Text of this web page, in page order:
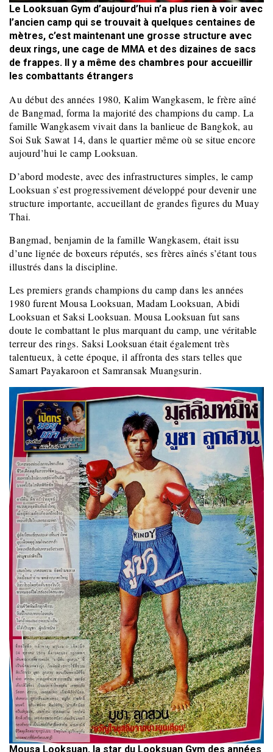
Le Looksuan Gym d’aujourd’hui n’a plus rien à voir avec
l’ancien camp qui se trouvait à quelques centaines de
mètres, c’est maintenant une grosse structure avec
deux rings, une cage de MMA et des dizaines de sacs
de frappes. Il y a même des chambres pour accueillir
les combattants étrangers
Au début des années 1980, Kalim Wangkasem, le frère aîné
de Bangmad, forma la majorité des champions du camp. La
famille Wangkasem vivait dans la banlieue de Bangkok, au
Soi Suk Sawat 14, dans le quartier même où se situe encore
aujourd’hui le camp Looksuan.
D’abord modeste, avec des infrastructures simples, le camp
Looksuan s’est progressivement développé pour devenir une
structure importante, accueillant de grandes figures du Muay
Thai.
Bangmad, benjamin de la famille Wangkasem, était issu
d’une lignée de boxeurs réputés, ses frères aînés s’étant tous
illustrés dans la discipline.
Les premiers grands champions du camp dans les années
1980 furent Mousa Looksuan, Madam Looksuan, Abidi
Looksuan et Saksi Looksuan. Mousa Looksuan fut sans
doute le combattant le plus marquant du camp, une véritable
terreur des rings. Saksi Looksuan était également très
talentueux, à cette époque, il affronta des stars telles que
Samart Payakaroon et Samransak Muangsurin.
Mousa Looksuan, la star du Looksuan Gym des années